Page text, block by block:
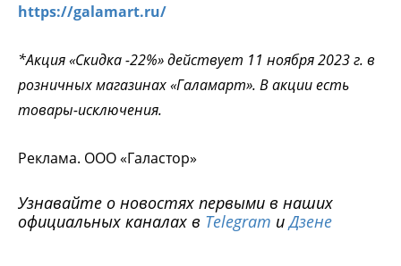
https://galamart.ru/
*Акция «Скидка -22%» действует 11 ноября 2023 г. в
розничных магазинах «Галамарт». В акции есть
товары-исключения.
Реклама. ООО «Галастор»
Узнавайте о новостях первыми в наших
официальных каналах в Telegram иДзене